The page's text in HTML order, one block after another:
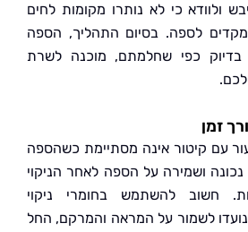
כי לא נותרו מקומות לחים
בסיום התהליך, הספה
שחלמתם, מוכנה לשרת
אינה מסתיימת כשהספה
על הספה לאחר הניקוי
להשתמש בחומרי ניקוי
על המראה והמרקם, החל